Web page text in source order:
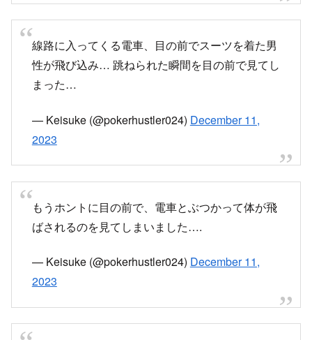
線路に入ってくる電車、目の前でスーツを着た男
性が飛び込み… 跳ねられた瞬間を目の前で見てし
まった…
— Keisuke (@pokerhustler024) December 11,
2023
もうホントに目の前で、電車とぶつかって体が飛
ばされるのを見てしまいました….
— Keisuke (@pokerhustler024) December 11,
2023